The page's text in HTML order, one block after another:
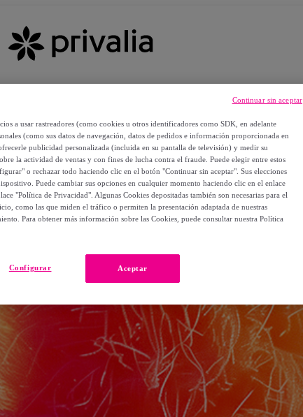
a usar rastreadores (como cookies u otros identificadores como SDK, en adelante
(como sus datos de navegación, datos de pedidos e información proporcionada en
publicidad personalizada (incluida en su pantalla de televisión) y medir su
la actividad de ventas y con fines de lucha contra el fraude. Puede elegir entre estos
o rechazar todo haciendo clic en el botón "Continuar sin aceptar". Sus elecciones
Puede cambiar sus opciones en cualquier momento haciendo clic en el enlace
"Política de Privacidad". Algunas Cookies depositadas también son necesarias para el
como las que miden el tráfico o permiten la presentación adaptada de nuestras
Para obtener más información sobre las Cookies, puede consultar nuestra Política
Aceptar
Configurar
Continuar sin aceptar